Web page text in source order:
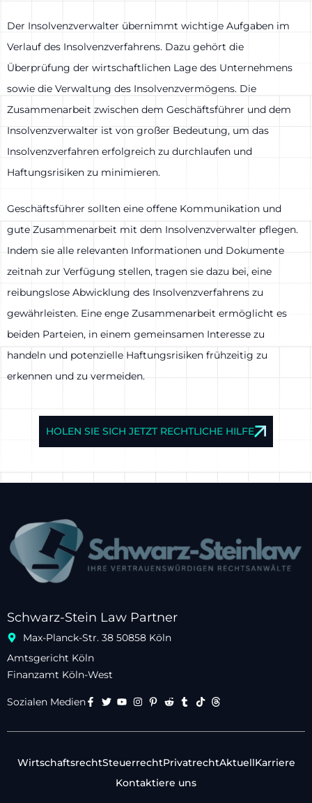
Der Insolvenzverwalter übernimmt wichtige Aufgaben im
Verlauf des Insolvenzverfahrens. Dazu gehört die
Überprüfung der wirtschaftlichen Lage des Unternehmens
sowie die Verwaltung des Insolvenzvermögens. Die
Zusammenarbeit zwischen dem Geschäftsführer und dem
Insolvenzverwalter ist von großer Bedeutung, um das
Insolvenzverfahren erfolgreich zu durchlaufen und
Haftungsrisiken zu minimieren.
Geschäftsführer sollten eine offene Kommunikation und
gute Zusammenarbeit mit dem Insolvenzverwalter pflegen.
Indem sie alle relevanten Informationen und Dokumente
zeitnah zur Verfügung stellen, tragen sie dazu bei, eine
reibungslose Abwicklung des Insolvenzverfahrens zu
gewährleisten. Eine enge Zusammenarbeit ermöglicht es
beiden Parteien, in einem gemeinsamen Interesse zu
handeln und potenzielle Haftungsrisiken frühzeitig zu
erkennen und zu vermeiden.
HOLEN SIE SICH JETZT RECHTLICHE HILFE
Schwarz-Stein Law Partner
Max-Planck-Str. 38 50858 Köln
Amtsgericht Köln
Finanzamt Köln-West
Sozialen Medien
WirtschaftsrechtSteuerrechtPrivatrechtAktuellKarriere
Kontaktiere uns